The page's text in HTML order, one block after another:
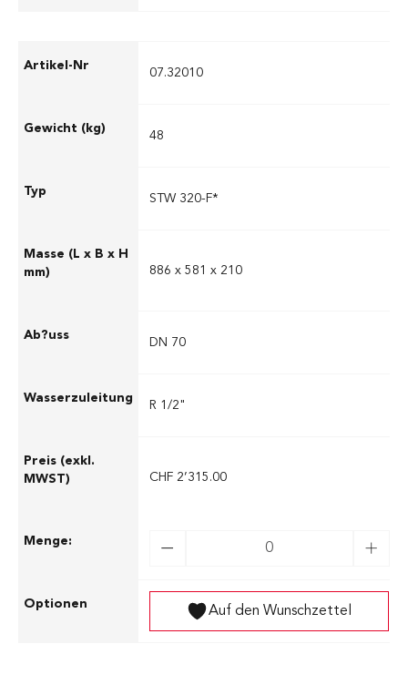
07.32010
48
STW 320-F*
886 x 581 x 210
DN 70
R 1/2"
CHF 2’315.00
Auf den Wunschzettel